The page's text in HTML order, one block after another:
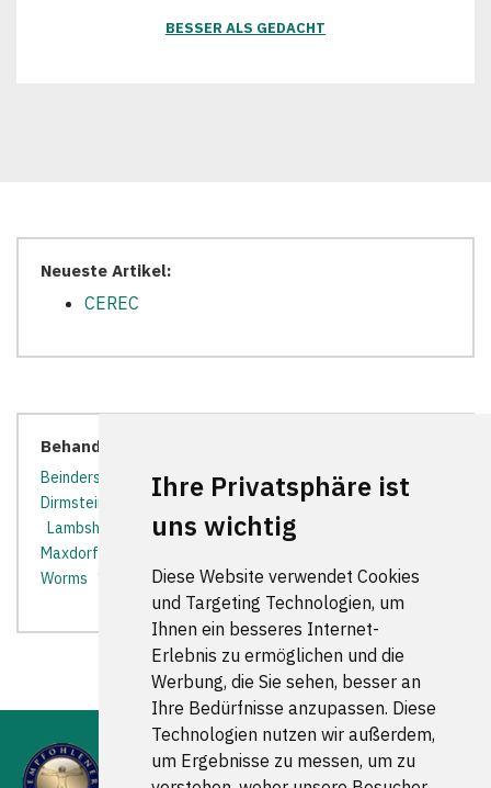
Ihre Privatsphäre ist
uns wichtig
Diese Website verwendet Cookies
und Targeting Technologien, um
Ihnen ein besseres Internet-
Erlebnis zu ermöglichen und die
Werbung, die Sie sehen, besser an
Ihre Bedürfnisse anzupassen. Diese
Technologien nutzen wir außerdem,
um Ergebnisse zu messen, um zu
BESSER ALS GEDACHT
Neueste Artikel:
CEREC
Behandler in der Nähe:
Beindersheim *Birkenheide*Bobenheim-Roxheim*
Dirmstein
Großkarlbach
Lambsheim
Ludwigshafen am Rhein
Maxdorf
Worms *